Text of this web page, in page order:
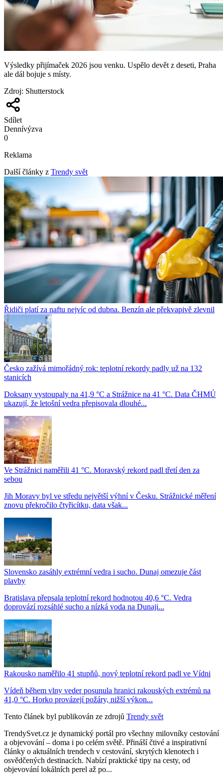
Výsledky přijímaček 2026 jsou venku. Uspělo devět z deseti, Praha
ale dál bojuje s místy.
Zdroj: Shutterstock
Sdílet
Dennívýzva
0
Reklama
Další články z Trendy svět
Řidiči platí za naftu nejvíc od dubna. Benzín ale překvapivě zlevnil
Česko zažívá mimořádný rok: teplotní rekordy padly už na 132
stanicích
Doksany vystoupaly na 41,9 °C a Strážnice na 41 °C. Data ČHMÚ
ukazují, že letošní vedra přepisovala dlouhé...
Ve Strážnici naměřili 41 °C. Moravský rekord padl třetí den za
sebou
Jih Moravy byl ve středu největší výhní v Česku. Strážnické měření
znovu překročilo čtyřicítku, data však...
Slovensko zasáhly extrémní vedra i sucho. Dunaj omezuje část
plavby
Bratislava přepsala teplotní rekord hodnotou 40,6 °C. Vedra
doprovází rozsáhlé sucho a nízká voda na Dunaji...
Rakousko naměřilo 41 stupňů, nový teplotní rekord padl ve Vídni
Vídeň během vlny veder posunula hranici rakouských extrémů na
41,0 °C. Horko provázejí požáry, nižší výkon...
Tento článek byl publikován ze zdrojů Trendy svět
TrendySvet.cz je dynamický portál pro všechny milovníky cestování
a objevování – doma i po celém světě. Přináší čtivé a inspirativní
články o aktuálních trendech v cestování, skrytých klenotech i
osvědčených destinacích. Nabízí praktické tipy na cesty, od
objevování lokálních perel až po...